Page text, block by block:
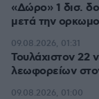
«Δώρο» 1 δισ.
μετά την
Τουλάχιστον 22
λεωφορείων
09.08.2026, 01:31
09.08.2026, 01:00